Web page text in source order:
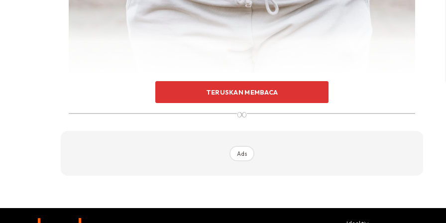
Bagaimanapun, terdapat beberapa senaman kardio yang mampu membantu anda menghilangkan
perut buncit. Tip ini telah dikongsikan oleh seorang jurulatih kecergasan menerusi laman Tik Tok
miliknya menggunakan akaun pengguna @lalasweet017
Jelasnya lagi, senaman ini hanya perlu dilakukan secara konsisten selama lima minit setiap hari. Berikut
Hijabista kongsikan semula langkah-langkahnya. Selamat mencuba!
TERUSKAN MEMBACA
∞
Ads